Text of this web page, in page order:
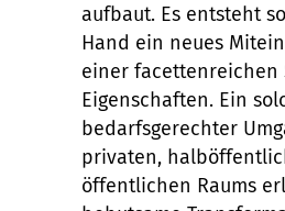
aufbaut. Es entsteht
Hand ein neues
einer facettenreichen
Eigenschaften. Ein
bedarfsgerechter
privaten,
öffentlichen Raums